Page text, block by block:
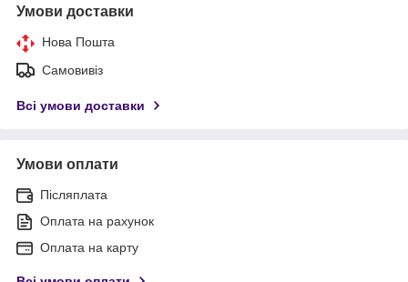
Умови доставки
Нова Пошта
Самовивіз
Всі умови доставки
Умови оплати
Післяплата
Оплата на рахунок
Оплата на карту